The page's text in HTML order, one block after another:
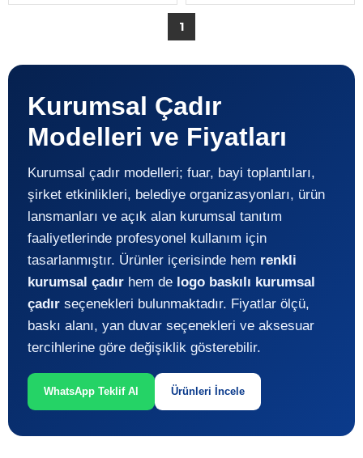
1
Kurumsal Çadır
Modelleri ve Fiyatları
Kurumsal çadır modelleri; fuar, bayi toplantıları,
şirket etkinlikleri, belediye organizasyonları, ürün
lansmanları ve açık alan kurumsal tanıtım
faaliyetlerinde profesyonel kullanım için
tasarlanmıştır. Ürünler içerisinde hem renkli
kurumsal çadır hem de logo baskılı kurumsal
çadır seçenekleri bulunmaktadır. Fiyatlar ölçü,
baskı alanı, yan duvar seçenekleri ve aksesuar
tercihlerine göre değişiklik gösterebilir.
WhatsApp Teklif Al Ürünleri İncele